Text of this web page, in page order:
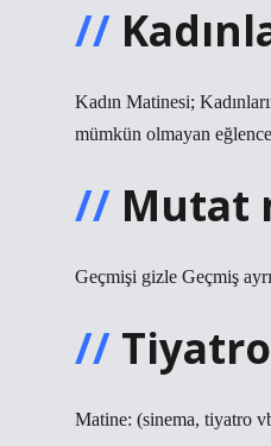
Kadın Matinesi;
mümkün olmayan
Mutat
Geçmişi gizle Geçmiş
Matine: (sinema, tiyatro